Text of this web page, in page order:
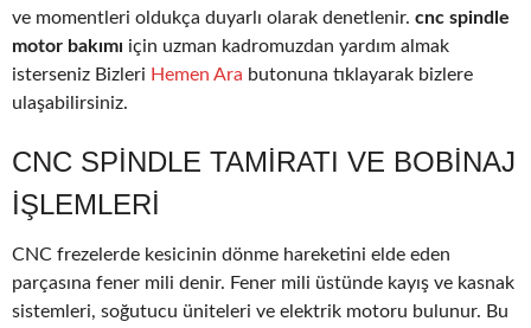
ve momentleri oldukça duyarlı olarak denetlenir. cnc spindle
motor bakımı için uzman kadromuzdan yardım almak
isterseniz Bizleri Hemen Ara butonuna tıklayarak bizlere
ulaşabilirsiniz.
CNC SPINDLE TAMIRATI VE BOBINAJ
IŞLEMLERI
CNC frezelerde kesicinin dönme hareketini elde eden
parçasına fener mili denir. Fener mili üstünde kayış ve kasnak
sistemleri, soğutucu üniteleri ve elektrik motoru bulunur. Bu